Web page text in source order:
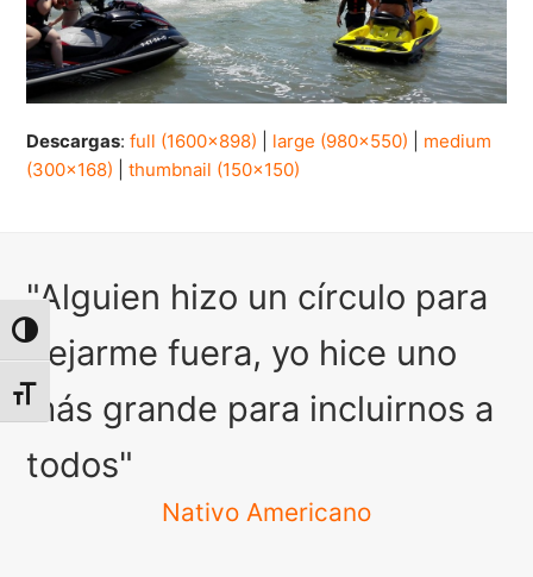
Alternar alto contraste
Alternar tamaño de letra
Descargas:full (1600x898) large (980x550)
medium
(300x168) |thumbnail (150x150)
"Alguien hizo un círculo para
dejarme fuera, yo hice uno
más grande para incluirnos a
todos"
Nativo Americano